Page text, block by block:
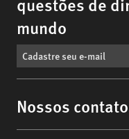
mundo
Nossos